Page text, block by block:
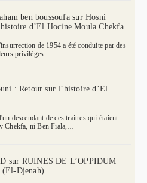
ben boussoufasur Hosni
d’El Hocine Moula Chekfa
de 1954 a été conduite par des
privilèges..
: Retour sur l’histoire d’El
descendant de ces traitres qui étaient
Chekfa, ni Ben Fiala,…
sur RUINES DE L’OPPIDUM
Djenah)